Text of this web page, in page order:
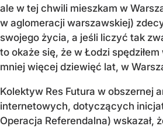
ale w tej chwili mieszkam w
w aglomeracji warszawskiej)
swojego życia, a jeśli liczyć tak
to okaże się, że w Łodzi
mniej więcej dziewięć lat, w
Kolektyw Res Futura w obszernej
internetowych, dotyczących
Operacja Referendalna) wskazał,